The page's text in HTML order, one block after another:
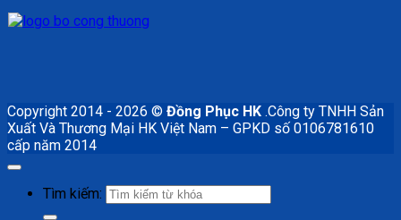
Copyright 2014 - 2026 © Đồng Phục HK .Công ty TNHH Sản
Xuất Và Thương Mại HK Việt Nam – GPKD số 0106781610
cấp năm 2014
Tìm kiếm: